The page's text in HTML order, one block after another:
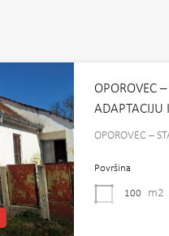
OPOROVEC
ADAPTACIJU
OPOROVEC –
Površina
100 m2